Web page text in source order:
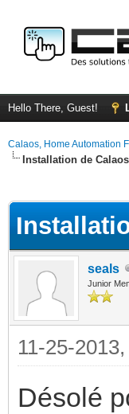
Hello There, Guest!
Calaos, Home Automation
Installation de
seals
Junior
11-25-
Désolé